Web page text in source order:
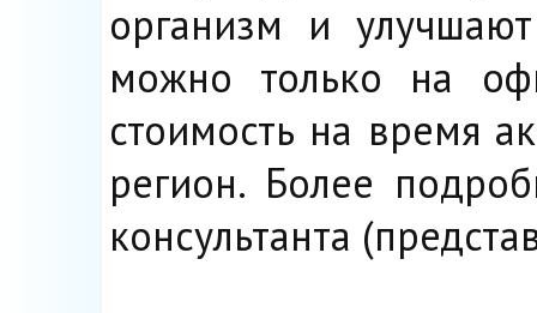
организм и
можно только на
стоимость на время
регион. Более
консультанта